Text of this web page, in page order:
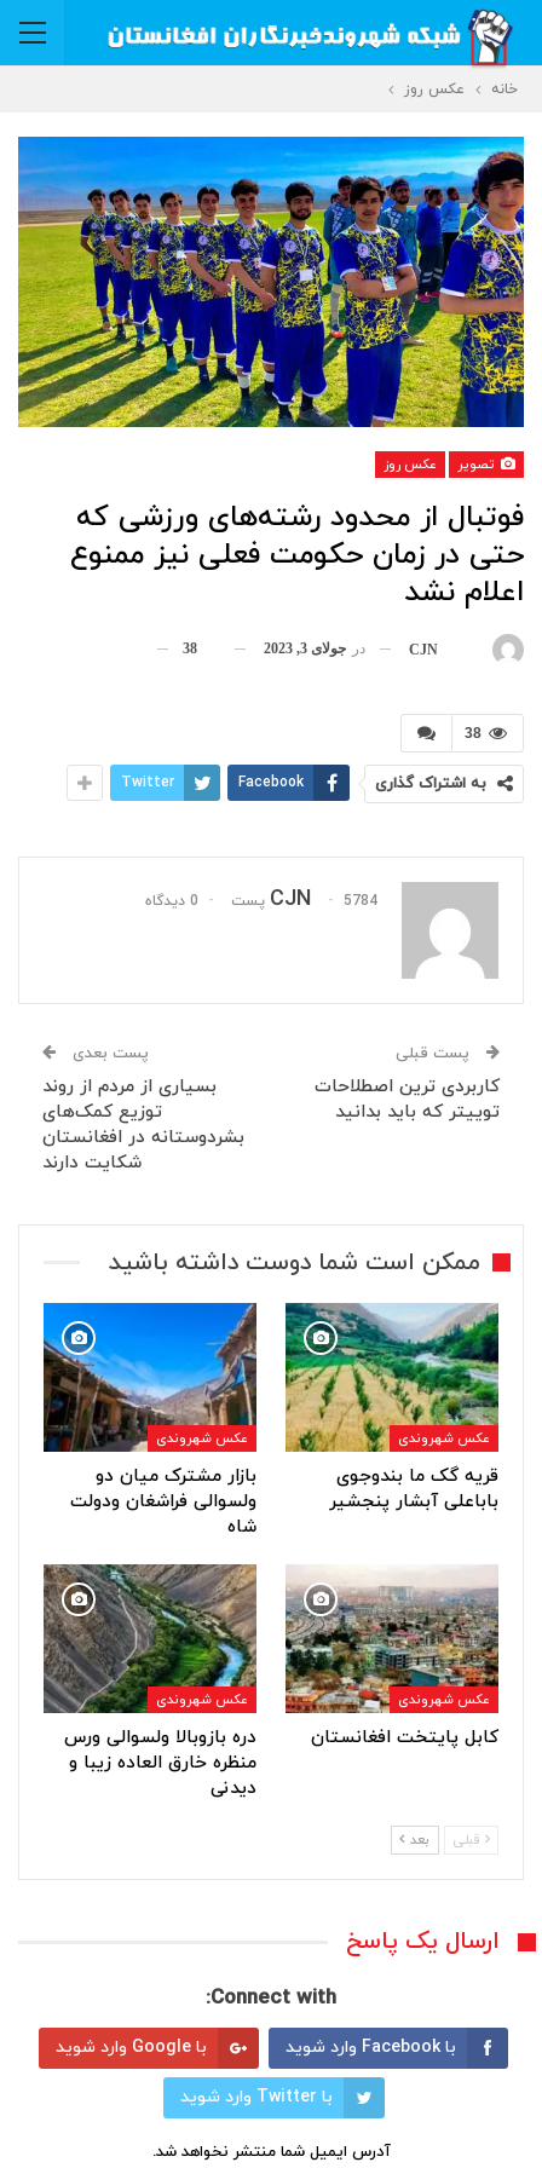
خانه عکس روز
تصویر عکس روز
فوتبال از محدود رشته‌های ورزشی که
حتی در زمان حکومت فعلی نیز ممنوع
اعلام نشد
CJN در جولای 3, 2023 38
38
به اشتراک گذاری Facebook
Twitter
CJN 5784 پست 0 دیدگاه
پست قبلی
کاربردی ترین اصطلاحات
توییتر که باید بدانید
پست بعدی
بسیاری از مردم از روند
توزیع کمک‌های
بشردوستانه در افغانستان
شکایت دارند
ممکن است شما دوست داشته باشید
عکس شهروندی
قریه گک ما بندوجوی
باباعلی آبشار پنجشیر
عکس شهروندی
بازار مشترک میان دو
ولسوالی فراشغان ودولت
شاه
عکس شهروندی
کابل پایتخت افغانستان
عکس شهروندی
دره بازوبالا ولسوالی ورس
منظره خارق العاده زیبا و
دیدنی
قبلی بعد
ارسال یک پاسخ
Connect with:
با Facebook وارد شوید با Google وارد شوید
با Twitter وارد شوید
آدرس ایمیل شما منتشر نخواهد شد.